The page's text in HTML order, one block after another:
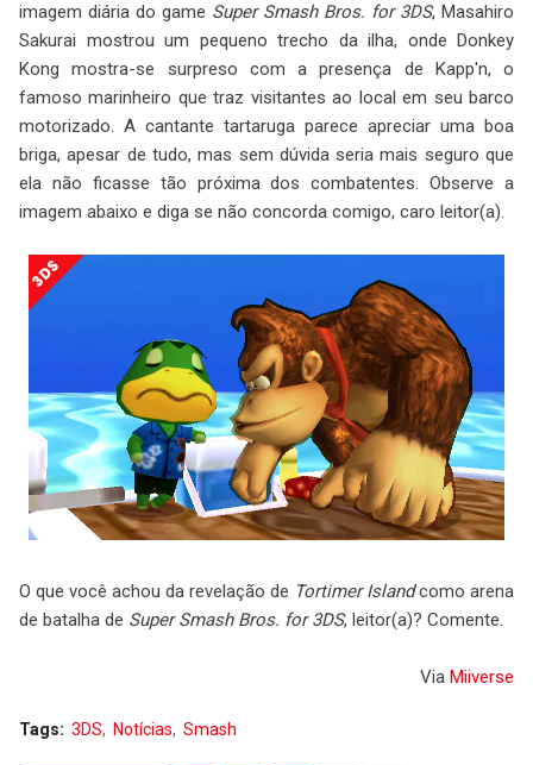
imagem diária do game Super Smash Bros. for 3DS, Masahiro
Sakurai mostrou um pequeno trecho da ilha, onde Donkey
Kong mostra-se surpreso com a presença de Kapp'n, o
famoso marinheiro que traz visitantes ao local em seu barco
motorizado. A cantante tartaruga parece apreciar uma boa
briga, apesar de tudo, mas sem dúvida seria mais seguro que
ela não ficasse tão próxima dos combatentes. Observe a
imagem abaixo e diga se não concorda comigo, caro leitor(a).
O que você achou da revelação de Tortimer Islandcomo arena
de batalha de Super Smash Bros. for 3DS, leitor(a)? Comente.
Via Miiverse
Tags: 3DS Notícias Smash